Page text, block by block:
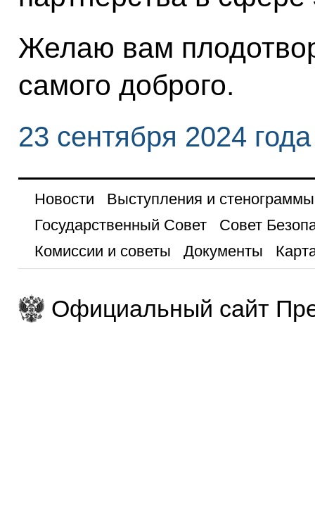
Желаю вам
самого доброго.
23 сентября 2024 года
Новости
Выступления и стенограммы
Государственный Совет
Совет
Комиссии и советы
Документы
Официальный сайт